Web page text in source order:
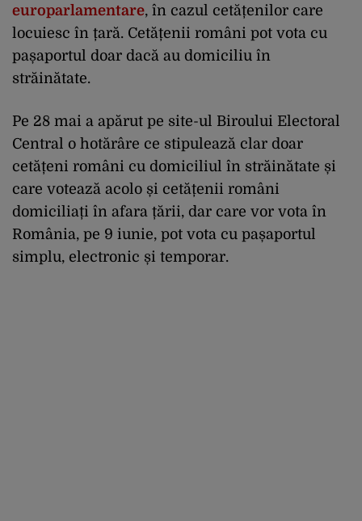
europarlamentare, în cazul cetățenilor care
locuiesc în țară. Cetățenii români pot vota cu
pașaportul doar dacă au domiciliu în
străinătate.
Pe 28 mai a apărut pe site-ul Biroului Electoral
Central o hotărâre ce stipulează clar doar
cetățeni români cu domiciliul în străinătate și
care votează acolo și cetățenii români
domiciliați în afara țării, dar care vor vota în
România, pe 9 iunie, pot vota cu pașaportul
simplu, electronic și temporar.